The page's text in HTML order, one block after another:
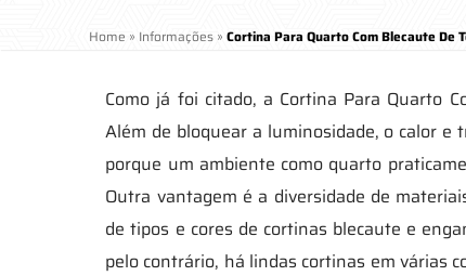
Home » Informações »Cortina Para Quarto Com Blecaute De
Como já foi citado, a Cortina Para Quarto
Além de bloquear a luminosidade, o calor e
porque um ambiente como quarto
Outra vantagem é a diversidade de
de tipos e cores de cortinas blecaute e
pelo contrário, há lindas cortinas em várias